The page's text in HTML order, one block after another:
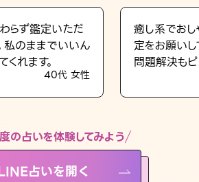
へ遷移します
らず鑑定いただ
私のままでいいん
れます。
40代 女性
癒し系でおし
定をお願い
問題解決もピ
の占いを体験してみよう
占いを開く